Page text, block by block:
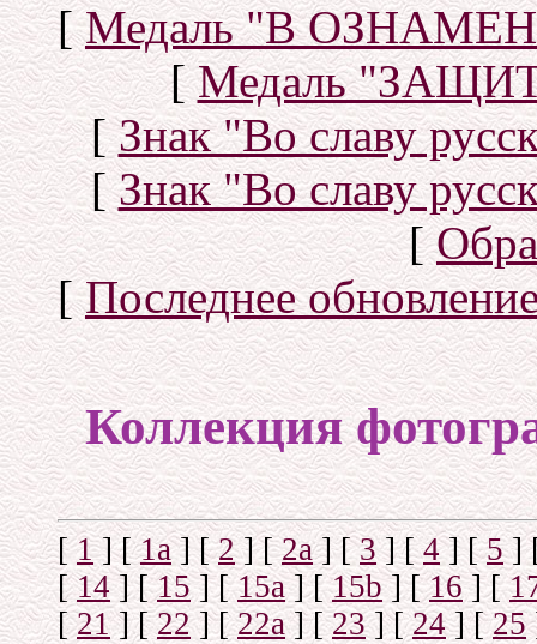
[Медаль "В
[Медаль
[Знак "Во славу
[Знак "Во славу
[
[Последнее
Коллекция
[1] [1а] [2] [2а] [3] [4] [5]
[14] [15] [15a] [15b] [16] [
[21] [22] [22a] [23] [24] [25